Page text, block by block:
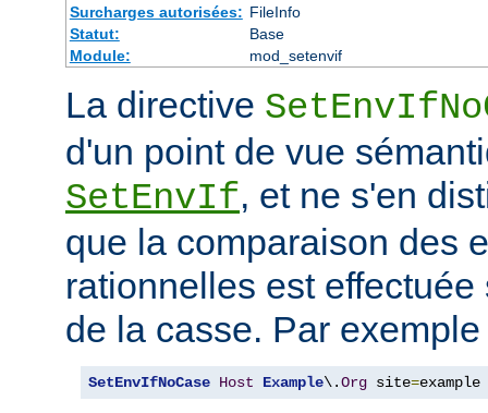
Surcharges autorisées: FileInfo
Statut:
Base
Module:
mod_setenvif
La directive
d'un point de vue
SetEnvIf, et ne s'en
que la comparaison des
rationnelles est
de la casse. Par exemple
SetEnvIfNoCase Host Example\.Org site=example